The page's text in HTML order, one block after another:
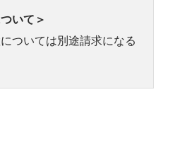
いて＞
ついては別途請求になる